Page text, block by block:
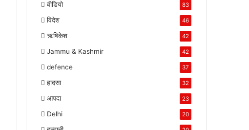
वीडियो 83
विदेश 46
ऋषिकेश 42
Jammu & Kashmir 42
defence 37
हादसा 32
आपदा 23
Delhi 20